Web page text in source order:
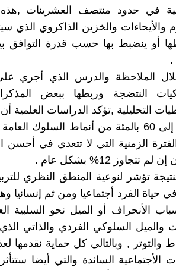
في حدود منتصف العشرينات
والأيحاءات والخزين الذاكروي الذي
أو ينضبط بها حسب قدرة التوافق
.
الملاحظة والدرس الذي أجري
النتضجة وربطها ببعض
التحليلية ,تؤكد الدراسات العلمية
الـ 50 إلى 60 بالمئة من أنماط
لم تتجاوز 12% بشكل عام .
تؤشر لنوعية المنطق النظري
في حياة الفرد أجتماعيا ومن ثم
الأنحراف أو الميل نحو السلبية
والميل السلوكي الفردي والذاتي
والتوتر , وبالتالي كل حماية
الأجتماعية السائدة والتي أيضا